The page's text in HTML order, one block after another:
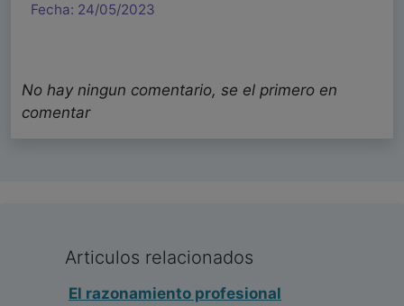
Fecha: 24/05/2023
No hay ningun comentario, se el primero en
comentar
Articulos relacionados
El razonamiento profesional